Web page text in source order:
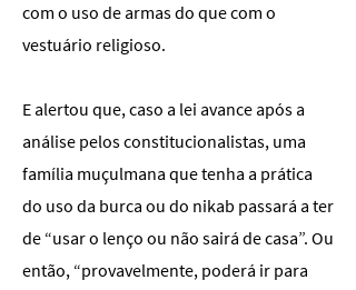
com o uso de armas do que com o
vestuário religioso.
E alertou que, caso a lei avance após a
análise pelos constitucionalistas, uma
família muçulmana que tenha a prática
do uso da burca ou do nikab passará a ter
de “usar o lenço ou não sairá de casa”. Ou
então, “provavelmente, poderá ir para